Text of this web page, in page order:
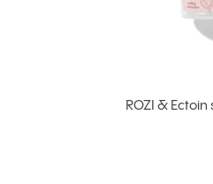
ROZI & Ectoin